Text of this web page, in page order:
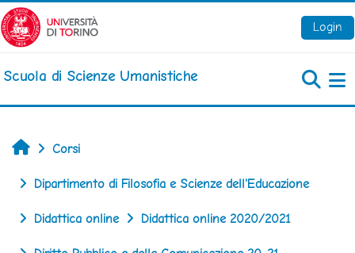
Vai al contenuto principale
Login
Scuola di Scienze Umanistiche
Home
Corsi
Dipartimento di Filosofia e Scienze dell'Educazione
Didattica online Didattica online 2020/2021